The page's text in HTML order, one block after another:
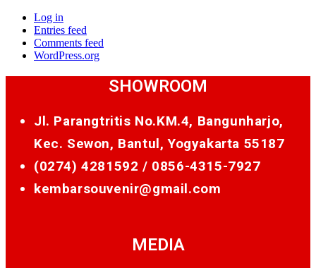
Log in
Entries feed
Comments feed
WordPress.org
SHOWROOM
Jl. Parangtritis No.KM.4, Bangunharjo,
Kec. Sewon, Bantul, Yogyakarta 55187
(0274) 4281592 / 0856-4315-7927
kembarsouvenir@gmail.com
MEDIA